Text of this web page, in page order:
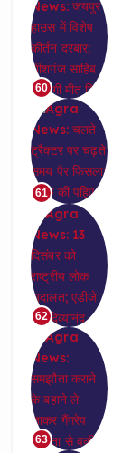
60
61
62
63